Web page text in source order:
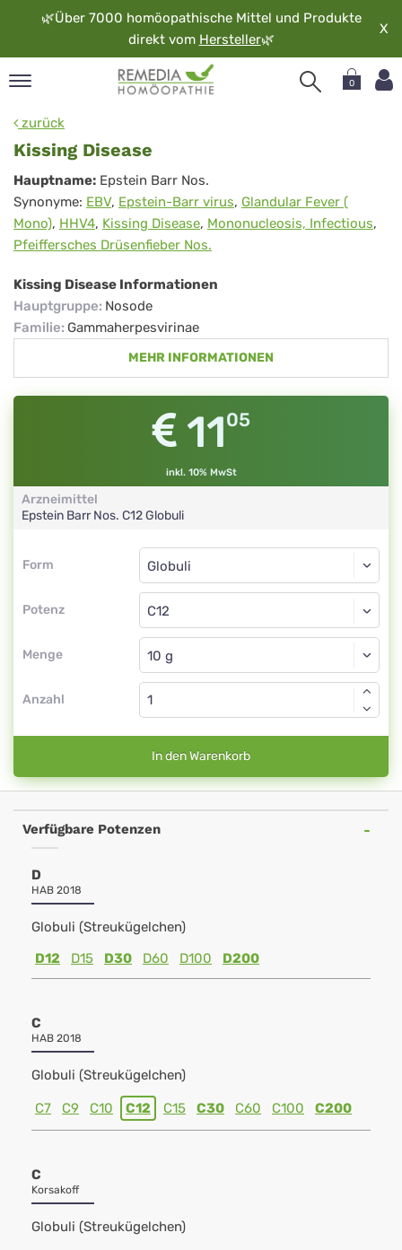
🌿Über 7000 homöopathische Mittel und Produkte
direkt vom Hersteller🌿
X
0
zurück
Kissing Disease
Kissing
Disease
Hauptname: Epstein Barr Nos.
Synonyme: EBV, Epstein-Barr virus, Glandular Fever (
Mono), HHV4, Kissing Disease, Mononucleosis, Infectious,
Pfeiffersches Drüsenfieber Nos.
Kissing Disease Informationen
Hauptgruppe: Nosode
Familie: Gammaherpesvirinae
MEHR INFORMATIONEN
1105
inkl. 10% MwSt
Arzneimittel
Epstein Barr Nos. C12Globuli
Form
Form
Potenz
Globuli
C12
Menge
Globuli
Anzahl
In den Warenkorb
Verfügbare Potenzen
D
HAB 2018
Globuli (Streukügelchen)
D12
D15 D30 D60 D100 D200
C
HAB 2018
Globuli (Streukügelchen)
C7 C9 C10 C12 C15 C30 C60 C100 C200
C
Korsakoff
Globuli (Streukügelchen)